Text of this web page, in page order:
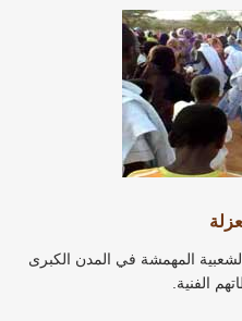
المهمشة في المدن الكبرى
الفنية.